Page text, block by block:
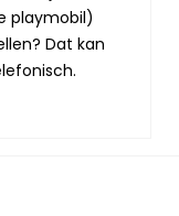
playmobil)
Dat kan